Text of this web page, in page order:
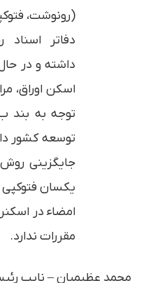
داشته و در
اسکن اوراق،
توسعه کشور
جایگزینی روش
یکسان فتوکپی
امضاء در
مقررات ندارد.
محمد عظیمیان – نایب